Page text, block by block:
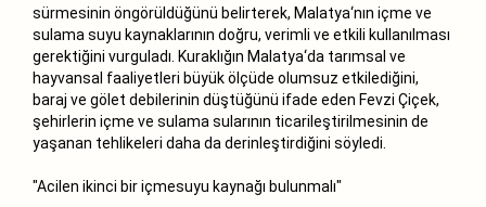
sürmesinin öngörüldüğünü belirterek, Malatya‘nın içme ve
sulama suyu kaynaklarının doğru, verimli ve etkili kullanılması
gerektiğini vurguladı. Kuraklığın Malatya‘da tarımsal ve
hayvansal faaliyetleri büyük ölçüde olumsuz etkilediğini,
baraj ve gölet debilerinin düştüğünü ifade eden Fevzi Çiçek,
şehirlerin içme ve sulama sularının ticarileştirilmesinin de
yaşanan tehlikeleri daha da derinleştirdiğini söyledi.
"Acilen ikinci bir içmesuyu kaynağı bulunmalı"